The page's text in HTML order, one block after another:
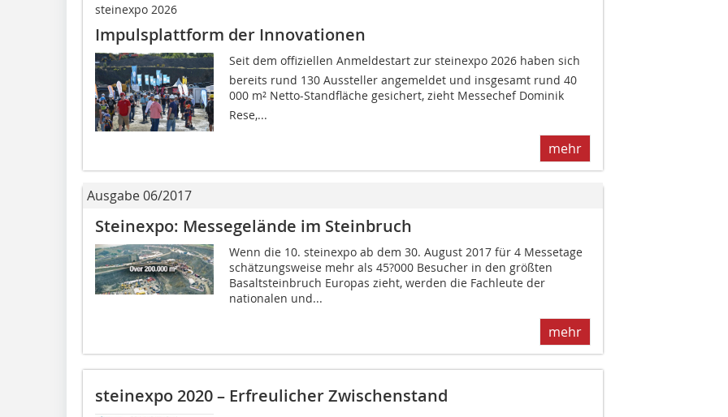
steinexpo 2026
Impulsplattform der Innovationen
Seit dem offiziellen Anmeldestart zur steinexpo 2026 haben sich
bereits rund 130 Aussteller angemeldet und insgesamt rund 40
000 m² Netto-Standfläche gesichert, zieht Messechef Dominik
Rese,...
mehr
Ausgabe 06/2017
Steinexpo: Messegelände im Steinbruch
Wenn die 10. steinexpo ab dem 30. August 2017 für 4 Messetage
schätzungsweise mehr als 45?000 Besucher in den größten
Basaltsteinbruch Europas zieht, werden die Fachleute der
nationalen und...
mehr
steinexpo 2020 – Erfreulicher Zwischenstand